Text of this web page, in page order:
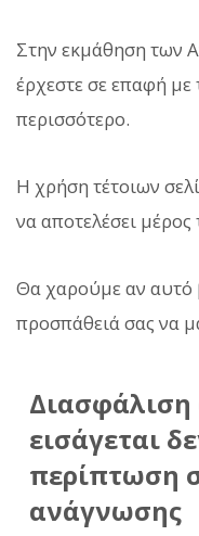
Στην εκμάθηση των
έρχεστε σε επαφή
περισσότερο.
Η χρήση τέτοιων
να αποτελέσει μέρος
Θα χαρούμε αν αυτό
προσπάθειά σας να
Διασφάλιση
εισάγεται
περίπτωση
ανάγνωσης